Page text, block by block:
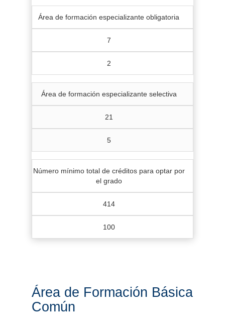
Área de formación especializante obligatoria
7
2
Área de formación especializante selectiva
21
5
Número mínimo total de créditos para optar por
el grado
414
100
Área de Formación Básica
Común